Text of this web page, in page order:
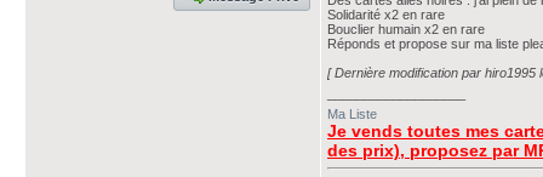
Solidarité x2 en rare
Bouclier humain x2 en rare
Réponds et propose sur ma liste
[ Dernière modification par hiro1995
Ma Liste
Je vends toutes mes
des prix), proposez par